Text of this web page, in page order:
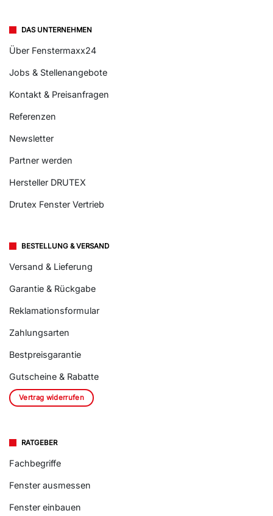
DAS UNTERNEHMEN
Über Fenstermaxx24
Jobs & Stellenangebote
Kontakt & Preisanfragen
Referenzen
Newsletter
Partner werden
Hersteller DRUTEX
Drutex Fenster Vertrieb
BESTELLUNG & VERSAND
Versand & Lieferung
Garantie & Rückgabe
Reklamationsformular
Zahlungsarten
Bestpreisgarantie
Gutscheine & Rabatte
Vertrag widerrufen
RATGEBER
Fachbegriffe
Fenster ausmessen
Fenster einbauen